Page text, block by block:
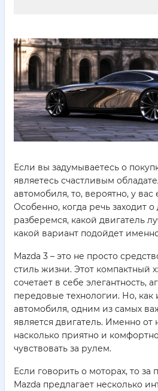
Если вы задумываетесь о
являетесь счастливым
автомобиля, то, вероятно, у вас
Особенно, когда речь заходит о
разберемся, какой двигатель
какой вариант подойдет
Mazda 3 – это не просто
стиль жизни. Этот компактный
сочетает в себе элегантность,
передовые технологии. Но, как
автомобиля, одним из самых
является двигатель. Именно от
насколько приятно и
чувствовать за рулем.
Если говорить о моторах, то за
Mazda предлагает несколько